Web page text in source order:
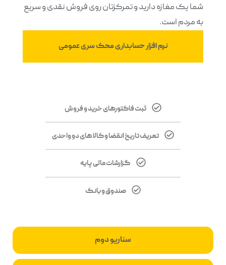
سناریو دوم
شما یک مغازه دارید و تمرکزتان روی فروش نقدی و سریع
به مردم است.
نرم افزار حسابداری محک سری عمومی
ثبت فاکتورهای خرید و فروش
تعریف تاریخ انقضا و کالاهای دو واحدی
گزارشات مالی پایه
صندوق و بانک